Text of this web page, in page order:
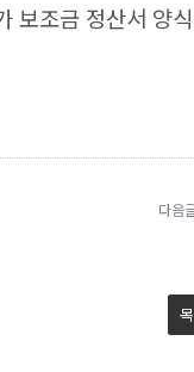
보조금 정산서 양
다음